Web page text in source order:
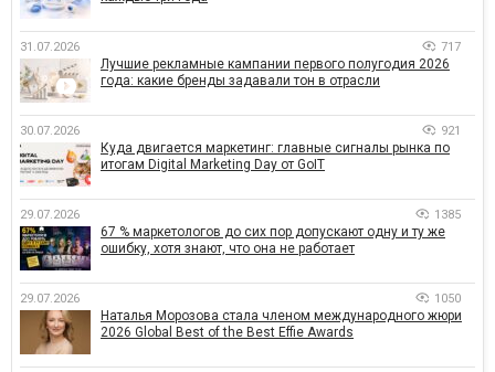
31.07.2026 717
Лучшие рекламные кампании первого полугодия 2026
года: какие бренды задавали тон в отрасли
30.07.2026 921
Куда двигается маркетинг: главные сигналы рынка по
итогам Digital Marketing Day от GoIT
29.07.2026 1385
67 % маркетологов до сих пор допускают одну и ту же
ошибку, хотя знают, что она не работает
29.07.2026 1050
Наталья Морозова стала членом международного жюри
2026 Global Best of the Best Effie Awards